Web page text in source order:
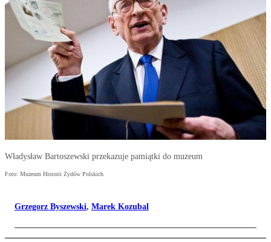
Władysław Bartoszewski przekazuje pamiątki do muzeum
Foto: Muzeum Historii Żydów Polskich
Grzegorz Byszewski, Marek Kozubal